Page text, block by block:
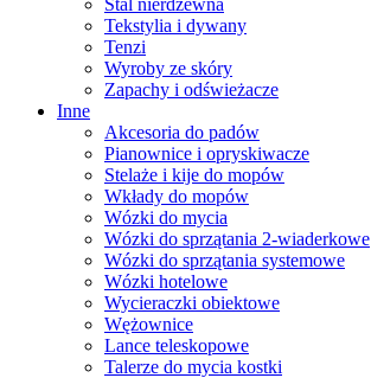
Stal nierdzewna
Tekstylia i dywany
Tenzi
Wyroby ze skóry
Zapachy i odświeżacze
Inne
Akcesoria do padów
Pianownice i opryskiwacze
Stelaże i kije do mopów
Wkłady do mopów
Wózki do mycia
Wózki do sprzątania 2-wiaderkowe
Wózki do sprzątania systemowe
Wózki hotelowe
Wycieraczki obiektowe
Wężownice
Lance teleskopowe
Talerze do mycia kostki